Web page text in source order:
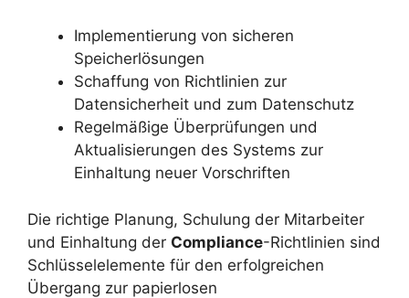
Implementierung von sicheren
Speicherlösungen
Schaffung von Richtlinien zur
Datensicherheit und zum Datenschutz
Regelmäßige Überprüfungen und
Aktualisierungen des Systems zur
Einhaltung neuer Vorschriften
Die richtige Planung, Schulung der Mitarbeiter
und Einhaltung der Compliance-Richtlinien sind
Schlüsselelemente für den erfolgreichen
Übergang zur papierlosen